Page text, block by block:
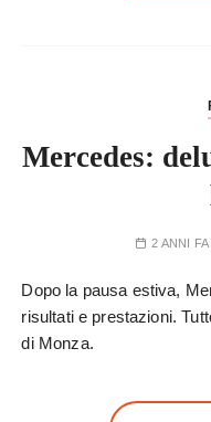
Mercedes:
2 ANNI FA
Dopo la pausa estiva,
risultati e prestazioni.
di Monza.